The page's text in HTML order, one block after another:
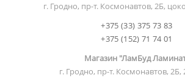
г. Гродно, пр-т. Космонавтов, 2Б,
+375 (33) 375 73 83
+375 (152) 71 74 01
Магазин "ЛамБуд
г. Гродно, пр-т. Космонавтов, 2Б,